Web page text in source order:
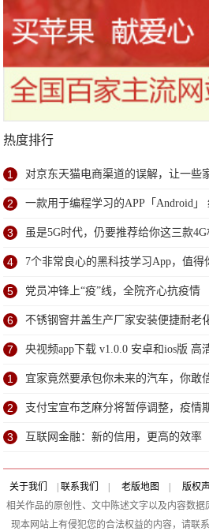
热度排行
1 对京东天猫电商渠道的误解，让一些
同
2 一款用于编程学习的APP「Android」
3 虽是5G时代，仍要推荐给你这三款
4 7个非常良心的黑科技学习App，值得
5 党员冲锋上“疫”线，全院齐心抗疫情
6 不锈钢窨井盖生产厂家安装便捷耐老
7 央视频app下载 v1.0.0 安卓和ios版 高
1 宜家竟然要承包你未来的汽车，你敢
2 支付宝宣布芝麻分将暂停调整，疫情
记录
3 ​互联网金融：新的信用，更高的效率
关于我们 联系我们 老版地图 版权
相关作品的原创性、文中陈述文字以及内容数
现本网站上有侵犯您的合法权益的内容，请联